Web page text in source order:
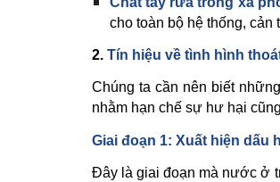
cho toàn bộ hệ thống,
2. Tín hiệu về tình hình
Chúng ta cần nên biết
nhằm hạn chế sự hư hại
Giai đoạn 1: Xuất hiện dấu
Đây là giai đoạn mà nước ở